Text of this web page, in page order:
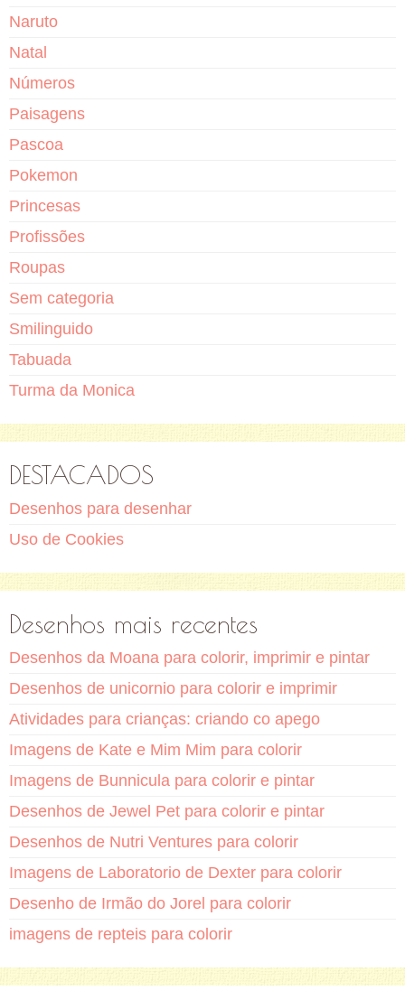
Naruto
Natal
Números
Paisagens
Pascoa
Pokemon
Princesas
Profissões
Roupas
Sem categoria
Smilinguido
Tabuada
Turma da Monica
DESTACADOS
Desenhos para desenhar
Uso de Cookies
Desenhos mais recentes
Desenhos da Moana para colorir, imprimir e pintar
Desenhos de unicornio para colorir e imprimir
Atividades para crianças: criando co apego
Imagens de Kate e Mim Mim para colorir
Imagens de Bunnicula para colorir e pintar
Desenhos de Jewel Pet para colorir e pintar
Desenhos de Nutri Ventures para colorir
Imagens de Laboratorio de Dexter para colorir
Desenho de Irmão do Jorel para colorir
imagens de repteis para colorir